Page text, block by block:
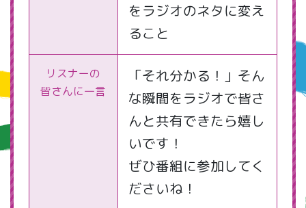
をラジオのネタに変え
ること
リスナーの
皆さんに一言
「それ分かる！」そん
な瞬間をラジオで皆さ
んと共有できたら嬉し
いです！
ぜひ番組に参加してく
ださいね！